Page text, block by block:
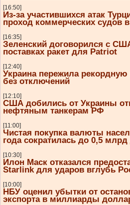
[16:50]
Из-за участившихся атак
проход коммерческих судов
[16:35]
Зеленский договорился с
поставках ракет для Patriot
[12:40]
Украина пережила рекордную
без отключений
[12:10]
США добились от Украины
нефтяным танкерам РФ
[11:00]
Чистая покупка валюты
года сократилась до 0,5
[10:30]
Илон Маск отказался
Starlink для ударов вглубь
[10:00]
НБУ оценил убытки от
экспорта в миллиарды